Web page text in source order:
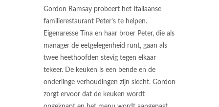
Gordon Ramsay probeert het Italiaanse
familierestaurant Peter's te helpen.
Eigenaresse Tina en haar broer Peter, die als
manager de eetgelegenheid runt, gaan als
twee heethoofden stevig tegen elkaar
tekeer. De keuken is een bende en de
onderlinge verhoudingen zijn slecht. Gordon
zorgt ervoor dat de keuken wordt